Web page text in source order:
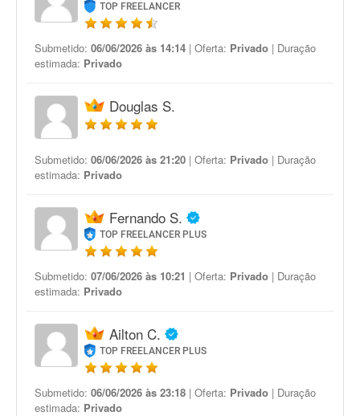
TOP FREELANCER
Submetido: 06/06/2026 às 14:14 | Oferta: Privado | Duração
estimada: Privado
Douglas S.
Submetido: 06/06/2026 às 21:20 | Oferta: Privado | Duração
estimada: Privado
Fernando S.
TOP FREELANCER PLUS
Submetido: 07/06/2026 às 10:21 | Oferta: Privado | Duração
estimada: Privado
Ailton C.
TOP FREELANCER PLUS
Submetido: 06/06/2026 às 23:18 | Oferta: Privado | Duração
estimada: Privado